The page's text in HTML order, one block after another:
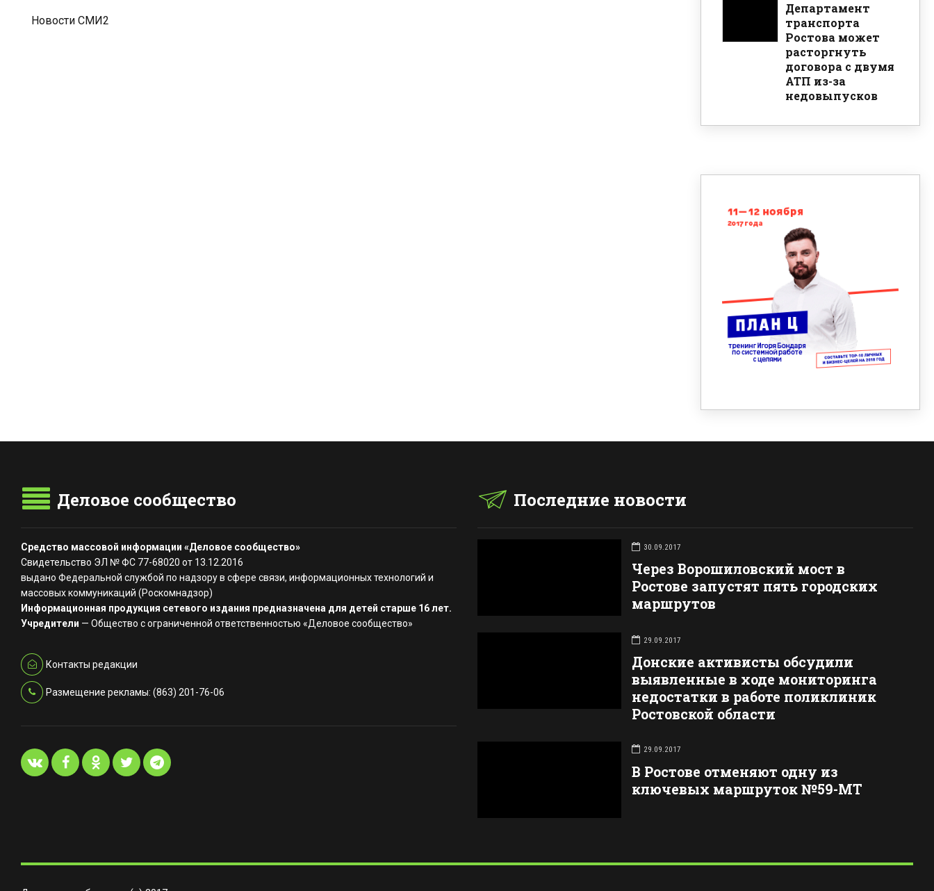
Новости СМИ2
Департамент
транспорта
Ростова может
расторгнуть
договора с двумя
АТП из-за
недовыпусков
Деловое сообщество
Средство массовой информации «Деловое сообщество»
Свидетельство ЭЛ № ФС 77-68020 от 13.12.2016
выдано Федеральной службой по надзору в сфере связи, информационных технологий и
массовых коммуникаций (Роскомнадзор)
Информационная продукция сетевого издания предназначена для детей старше 16 лет.
Учредители — Общество с ограниченной ответственностью «Деловое сообщество»
Контакты редакции
Размещение рекламы: (863) 201-76-06
Последние новости
30.09.2017
Через Ворошиловский мост в
Ростове запустят пять городских
маршрутов
29.09.2017
Донские активисты обсудили
выявленные в ходе мониторинга
недостатки в работе поликлиник
Ростовской области
29.09.2017
В Ростове отменяют одну из
ключевых маршруток №59-МТ